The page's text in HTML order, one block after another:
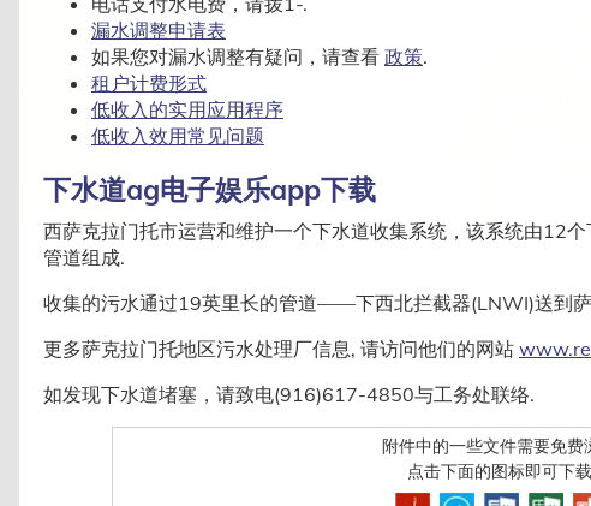
漏水调整申请表
如果您对漏水调整有疑问，请查看 政策.
租户计费形式
低收入的实用应用程序
低收入效用常见问题
下水道ag电子娱乐app下载
西萨克拉门托市运营和维护一个下水道收集系统，该系统由12
管道组成.
收集的污水通过19英里长的管道——下西北拦截器(LNWI)送到
更多萨克拉门托地区污水处理厂信息, 请访问他们的网站
如发现下水道堵塞，请致电(916)617-4850与工务处联络.
附件中的一些文件需要免费
点击下面的图标即可下